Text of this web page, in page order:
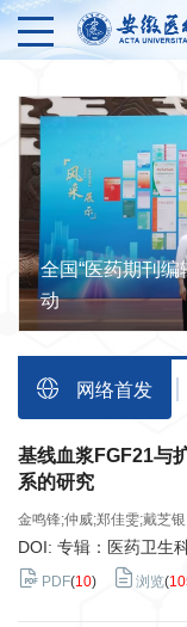
全国“医药期刊
动
网络首发
基线血浆FGF21与
系的研究
金鸣锋;仲威;郑佳雯;戴芝
DOI: 专辑：医药卫生
PDF(10) 浏览(